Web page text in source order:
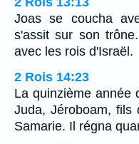
Joas se coucha
s'assit sur son
avec les rois d'Israël.
2 Rois 14:23
La quinzième année
Juda, Jéroboam, fils
Samarie. Il régna